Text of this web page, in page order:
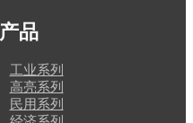
产品
工业系列
高亮系列
民用系列